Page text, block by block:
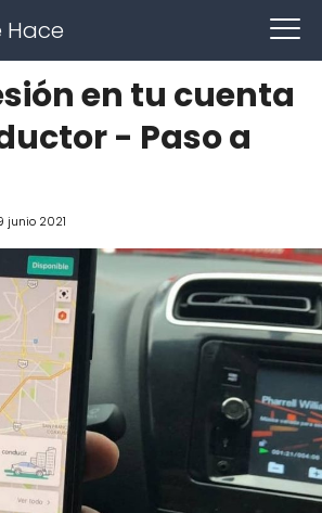
Hace
en tu cuenta
- Paso a
junio 2021